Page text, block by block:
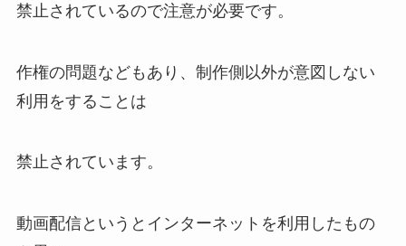
禁止されているので注意が必要です。
作権の問題などもあり、制作側以外が意図しない
利用をすることは
禁止されています。
動画配信というとインターネットを利用したもの